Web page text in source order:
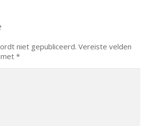
niet gepubliceerd. Vereiste velden
*